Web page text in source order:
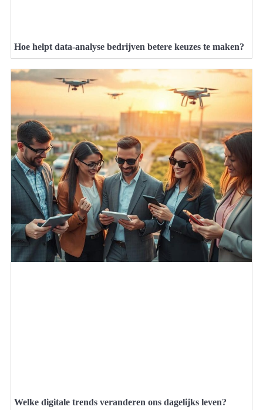
Hoe helpt data-analyse bedrijven betere keuzes te maken?
Welke digitale trends veranderen ons dagelijks leven?